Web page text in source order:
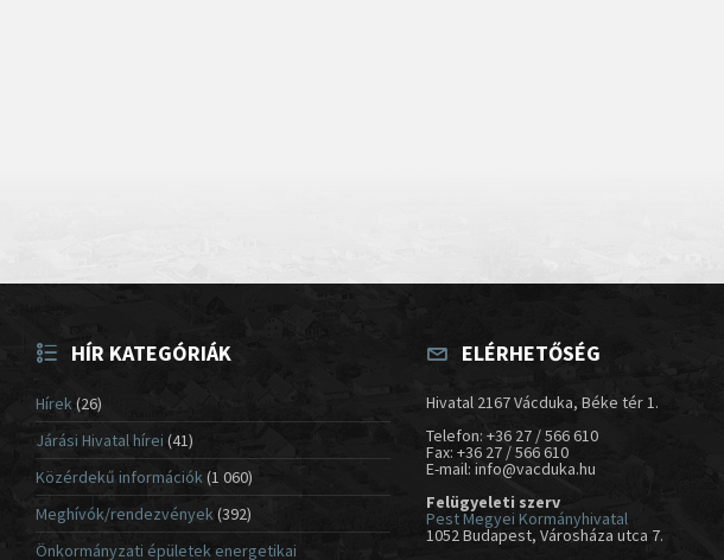
HÍR KATEGÓRIÁK
Hírek (26)
Járási Hivatal hírei (41)
Közérdekű információk(1 060)
Meghívók/rendezvények(392)
Önkormányzati épületek energetikai
ELÉRHETŐSÉG
Hivatal 2167 Vácduka, Béke tér 1.
Telefon: +36 27 / 566 610
Fax: +36 27 / 566 610
E-mail: info@vacduka.hu
Felügyeleti szerv
Pest Megyei Kormányhivatal
1052 Budapest, Városháza utca 7.